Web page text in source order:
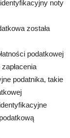
noty
została
podatkowej
podatnika, takie